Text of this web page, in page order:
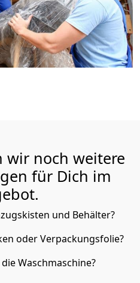
wir noch weitere
für Dich im
und Behälter?
oder Verpackungsfolie?
Waschmaschine?